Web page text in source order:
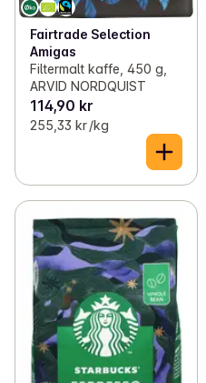
Fairtrade Selection
Amigas
Filtermalt kaffe, 450 g,
ARVID NORDQUIST
114,90 kr
255,33 kr /kg